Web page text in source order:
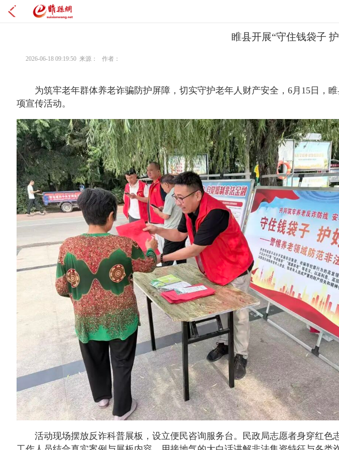
睢县开展“守住钱袋子
2026-06-18 09:19:50 来源： 作者：
为筑牢老年群体养老诈骗防护屏障，切实守护老年人财产安全，6月15日，
项宣传活动。
活动现场摆放反诈科普展板，设立便民咨询服务台。民政局志愿者身穿红